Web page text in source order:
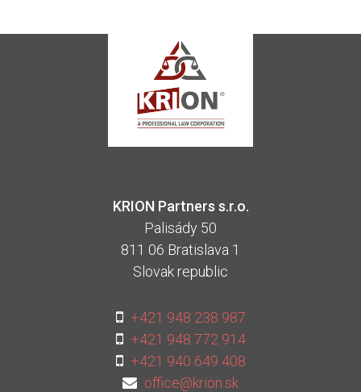
KRION Partners s.r.o.
Palisády 50
811 06 Bratislava 1
Slovak republic
+421 948 238 987
+421 948 772 914
+421 940 649 408
office@krion.sk